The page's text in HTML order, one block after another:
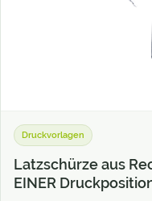
Druckvorlagen
Latzschürze aus
EINER